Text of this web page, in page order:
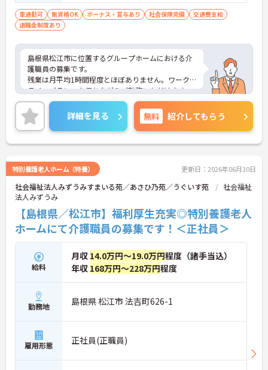
車通勤可 無資格OK ボーナス・賞与あり 社会保険完備
交通費支給
退職金制度あり
島根県松江市に位置するグループホームにおける介
護職員の募集です。
残業は月平均1時間程度とほぼありません。ワーク
ライフバランスを保ちながらご勤務いただけます。
また、育児休業や介護休業の取得実績があり、ライ
フステージが変化しても働ける職場環境です。
ご興味のある方には、面接対策ポイントなど、さら
に詳細をご案内しますのでお気軽にご相談くださ
い！
詳細を見る 無料 紹介してもらう
特別養護老人ホーム（特養） 更新日：2026年06月30日
社会福祉法人みずうみすまいる苑／あさひ乃苑／うぐいす苑
社会福祉
法人みずうみ
【島根県／松江市】福利厚生充実◎特別養護老人
ホームにて介護職員の募集です！＜正社員＞
給料
月収 14.0万円～19.0万円程度（諸手当込）
年収 168万円～228万円程度
勤務地 島根県 松江市 法吉町626-1
雇用形態 正社員(正職員)